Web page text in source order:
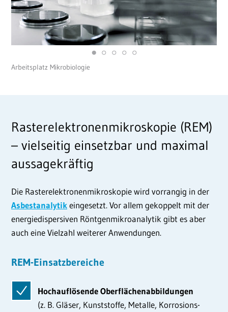
Arbeitsplatz Mikrobiologie
Rasterelektronenmikroskopie (REM)
– vielseitig einsetzbar und maximal
aussagekräftig
Die Rasterelektronenmikroskopie wird vorrangig in der
Asbestanalytikeingesetzt. Vor allem gekoppelt mit der
energiedispersiven Röntgenmikroanalytik gibt es aber
auch eine Vielzahl weiterer Anwendungen.
REM-Einsatzbereiche
Hochauflösende Oberflächenabbildungen
(z. B. Gläser, Kunststoffe, Metalle, Korrosions-